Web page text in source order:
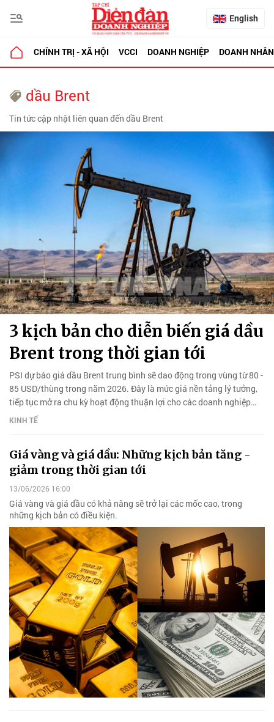
English
CHÍNH TRỊ - XÃ HỘI VCCI DOANH NGHIỆP DOANH NHÂN
dầu Brent
Tin tức cập nhật liên quan đến dầu Brent
3 kịch bản cho diễn biến giá dầu
Brent trong thời gian tới
PSI dự báo giá dầu Brent trung bình sẽ dao động trong vùng từ 80 -
85 USD/thùng trong năm 2026. Đây là mức giá nền tảng lý tưởng,
tiếp tục mở ra chu kỳ hoạt động thuận lợi cho các doanh nghiệp
thuộc nhóm ngành dầu khí.
KINH TẾ
Giá vàng và giá dầu: Những kịch bản tăng -
giảm trong thời gian tới
13/06/2026 16:00
Giá vàng và giá dầu có khả năng sẽ trở lại các mốc cao, trong
những kịch bản có điều kiện.